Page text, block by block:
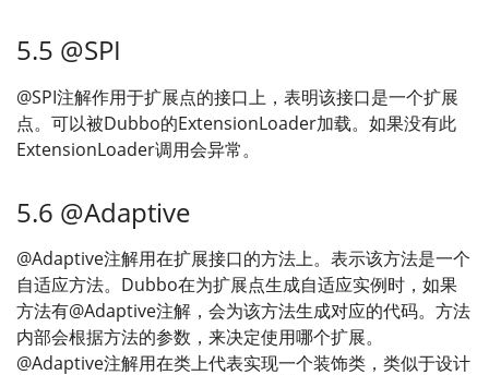
5.5 @SPI
@SPI注解作用于扩展点的接口上，表明该接口是一个扩展
点。可以被Dubbo的ExtensionLoader加载。如果没有此
ExtensionLoader调用会异常。
5.6 @Adaptive
@Adaptive注解用在扩展接口的方法上。表示该方法是一个
自适应方法。Dubbo在为扩展点生成自适应实例时，如果
方法有@Adaptive注解，会为该方法生成对应的代码。方法
内部会根据方法的参数，来决定使用哪个扩展。
@Adaptive注解用在类上代表实现一个装饰类，类似于设计